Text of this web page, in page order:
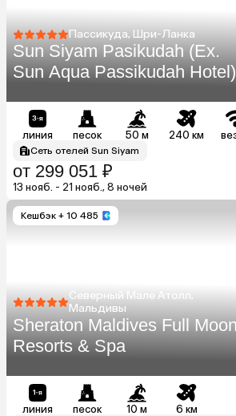
Пассикуда, Шри-Ланка
Sun Siyam Pasikudah (Ex.
Sun Aqua Passikudah Hotel)
линия песок 50 м 240 км
Сеть отелей Sun Siyam
от 299 051 ₽
13 нояб. - 21 нояб., 8 ночей
Кешбэк + 10 485
Северный Мале Атолл,
Мальдивы
Sheraton Maldives Full
Resorts & Spa
линия песок 10 м 6 км